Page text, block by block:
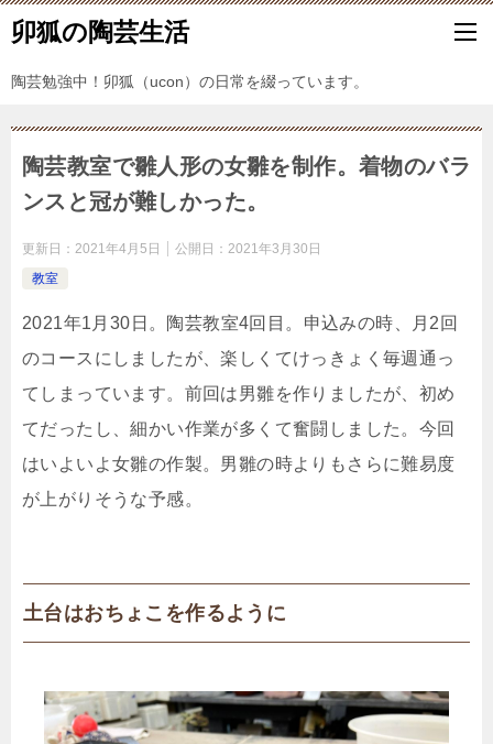
卯狐の陶芸生活
陶芸勉強中！卯狐（ucon）の日常を綴っています。
陶芸教室で雛人形の女雛を制作。着物のバラ
ンスと冠が難しかった。
更新日： 2021年4月5日 公開日： 2021年3月30日
教室
2021年1月30日。陶芸教室4回目。申込みの時、月2回
のコースにしましたが、楽しくてけっきょく毎週通っ
てしまっています。前回は男雛を作りましたが、初め
てだったし、細かい作業が多くて奮闘しました。今回
はいよいよ女雛の作製。男雛の時よりもさらに難易度
が上がりそうな予感。
土台はおちょこを作るように